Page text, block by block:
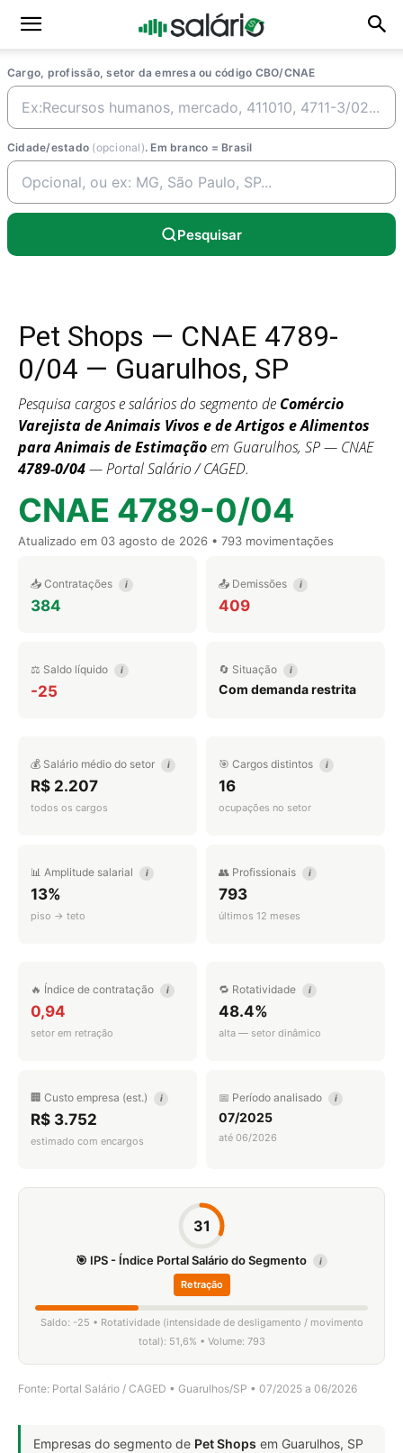
Cargo, profissão, setor da emresa ou código CBO/CNAE
Cidade/estado (opcional). Em branco = Brasil
Pesquisar
Pet Shops — CNAE 4789-
0/04 — Guarulhos, SP
Pesquisa cargos e salários do segmento de Comércio
Varejista de Animais Vivos e de Artigos e Alimentos
para Animais de Estimaçãoem Guarulhos, SP — CNAE
4789-0/04— Portal Salário / CAGED.
CNAE 4789-0/04
Atualizado em 03 agosto de 2026 • 793 movimentações
📥 Contratações i
384
📤 Demissões i
409
⚖️ Saldo líquido i
-25
🔄 Situação i
Com demanda restrita
💰 Salário médio do setor i
R$ 2.207
todos os cargos
🎯 Cargos distintos i
16
ocupações no setor
📊 Amplitude salarial i
13%
piso → teto
👥 Profissionais i
793
últimos 12 meses
🔥 Índice de contratação i
0,94
setor em retração
🔁 Rotatividade i
48.4%
alta — setor dinâmico
🏢 Custo empresa (est.) i
R$ 3.752
estimado com encargos
📅 Período analisado i
07/2025
até 06/2026
31
🎯 IPS - Índice Portal Salário do Segmento i
Retração
Saldo: -25 • Rotatividade (intensidade de desligamento / movimento
total): 51,6% • Volume: 793
Fonte: Portal Salário / CAGED • Guarulhos/SP • 07/2025 a 06/2026
Empresas do segmento de Pet Shops em Guarulhos, SP